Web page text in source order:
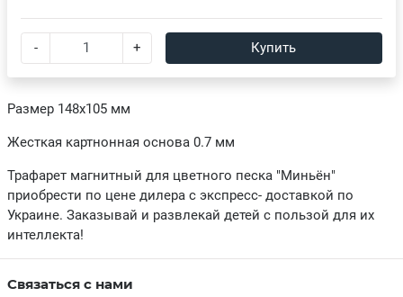
Размер 148х105 мм
Жесткая картнонная основа 0.7 мм
Трафарет магнитный для цветного песка "Миньён"
приобрести по цене дилера с экспресс- доставкой по
Украине. Заказывай и развлекай детей с пользой для их
интеллекта!
- + Купить
Связаться с нами